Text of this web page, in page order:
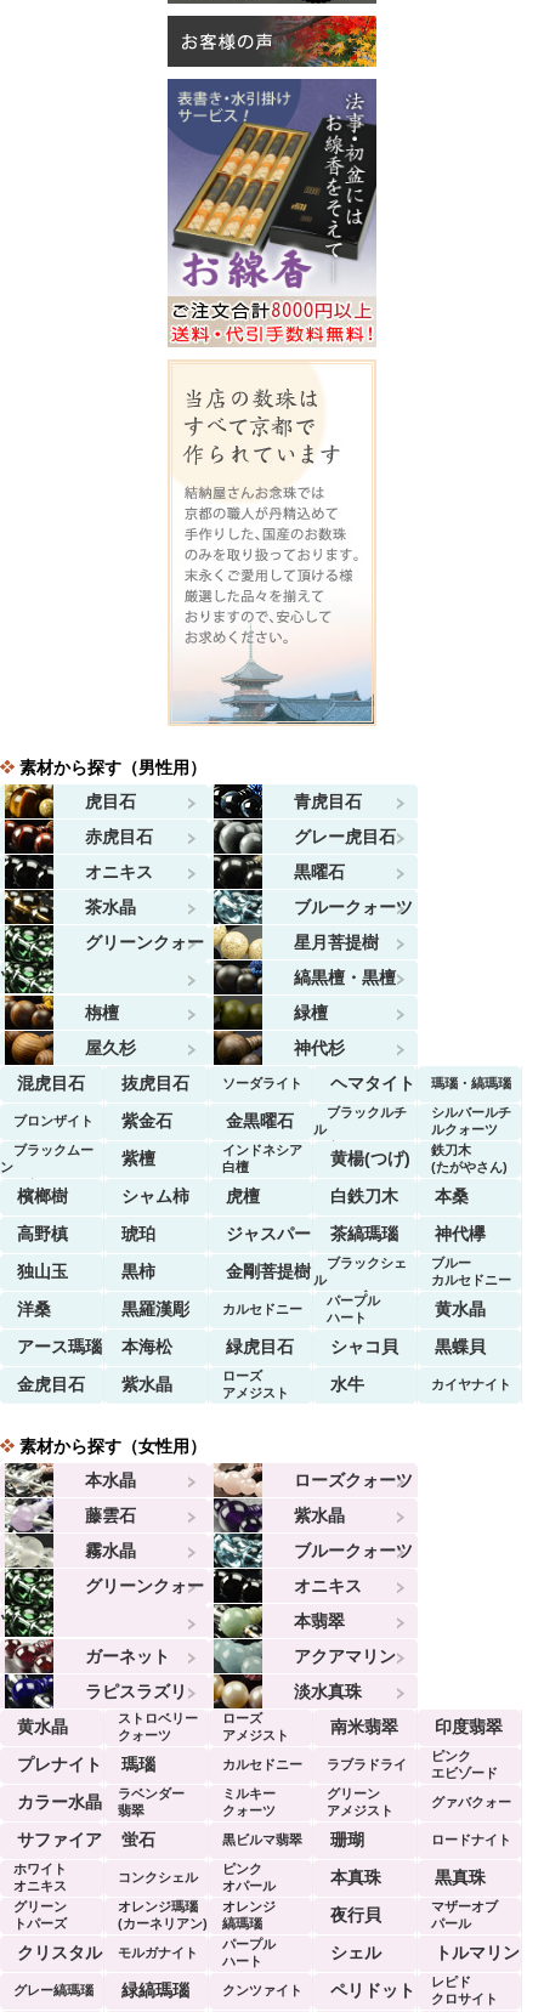
素材から探す（男性用）
虎目石
青虎目石
赤虎目石
グレー虎目石
オニキス
黒曜石
茶水晶
ブルークォーツ
グリーンクォー
ツ
星月菩提樹
縞黒檀・黒檀
栴檀
緑檀
屋久杉
神代杉
混虎目石
抜虎目石 ソーダライト ヘマタイト 瑪瑙・縞瑪瑙
ブロンザイト 紫金石 金黒曜石
ブラックルチ
ル
クォーツ
シルバールチ
ルクォーツ
ブラックムー
ン
ストーン
紫檀
インドネシア
白檀
黄楊(つげ)
鉄刀木
(たがやさん)
檳榔樹 シャム柿 虎檀 白鉄刀木
本桑
高野槙
琥珀 ジャスパー 茶縞瑪瑙
神代欅
独山玉
黒柿 金剛菩提樹
ブラックシェ
ル
マーブル
ブルー
カルセドニー
洋桑 黒羅漢彫 カルセドニー
パープル
ハート
黄水晶
アース瑪瑙
本海松 緑虎目石 シャコ貝
黒蝶貝
金虎目石
紫水晶
ローズ
アメジスト
水牛 カイヤナイト
素材から探す（女性用）
本水晶
ローズクォーツ
藤雲石
紫水晶
霧水晶
ブルークォーツ
グリーンクォー
ツ
オニキス
本翡翠
ガーネット
アクアマリン
ラピスラズリ
淡水真珠
黄水晶
ストロベリー
クォーツ
ローズ
アメジスト
南米翡翠
印度翡翠
プレナイト
瑪瑙 カルセドニー ラブラドライ
ピンク
エビゾード
カラー水晶
ラベンダー
翡翠
ミルキー
クォーツ
グリーン
アメジスト
グァバクォー
サファイア 蛍石 黒ビルマ翡翠 珊瑚
ロードナイト
ホワイト
オニキス
コンクシェル
ピンク
オパール
本真珠 黒真珠
グリーン
トパーズ
オレンジ瑪瑙
(カーネリアン)
オレンジ
縞瑪瑙
夜行貝
マザーオブ
パール
クリスタル モルガナイト
パープル
ハート
シェル トルマリン
グレー縞瑪瑙 緑縞瑪瑙 クンツァイト ペリドット
レピド
クロサイト